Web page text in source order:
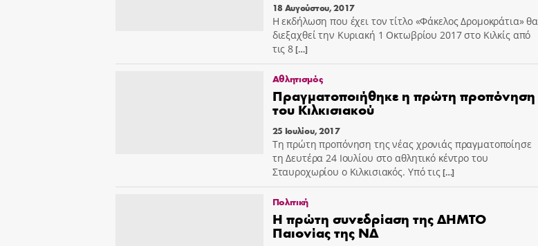
18 Αυγούστου, 2017
Η εκδήλωση που έχει τον τίτλο «Φάκελος Δρομοκράτια» θα
διεξαχθεί την Κυριακή 1 Οκτωβρίου 2017 στο Κιλκίς από
τις 8[…]
Αθλητισμός
Πραγματοποιήθηκε η πρώτη προπόνηση
του Κιλκισιακού
25 Ιουλίου, 2017
Τη πρώτη προπόνηση της νέας χρονιάς πραγματοποίησε
τη Δευτέρα 24 Ιουλίου στο αθλητικό κέντρο του
Σταυροχωρίου ο Κιλκισιακός. Υπό τις[…]
Πολιτική
Η πρώτη συνεδρίαση της ΔΗΜΤΟ
Παιονίας της ΝΔ